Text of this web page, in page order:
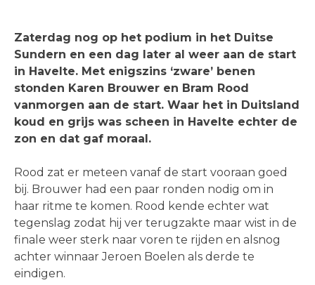
Zaterdag nog op het podium in het Duitse
Sundern en een dag later al weer aan de start
in Havelte. Met enigszins ‘zware’ benen
stonden Karen Brouwer en Bram Rood
vanmorgen aan de start. Waar het in Duitsland
koud en grijs was scheen in Havelte echter de
zon en dat gaf moraal.
Rood zat er meteen vanaf de start vooraan goed
bij. Brouwer had een paar ronden nodig om in
haar ritme te komen. Rood kende echter wat
tegenslag zodat hij ver terugzakte maar wist in de
finale weer sterk naar voren te rijden en alsnog
achter winnaar Jeroen Boelen als derde te
eindigen.